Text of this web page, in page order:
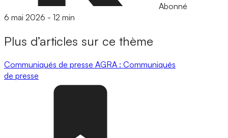
Abonné
6 mai 2026 - 12 min
Plus d’articles sur ce thème
Communiqués de presse AGRA : Communiqués
de presse